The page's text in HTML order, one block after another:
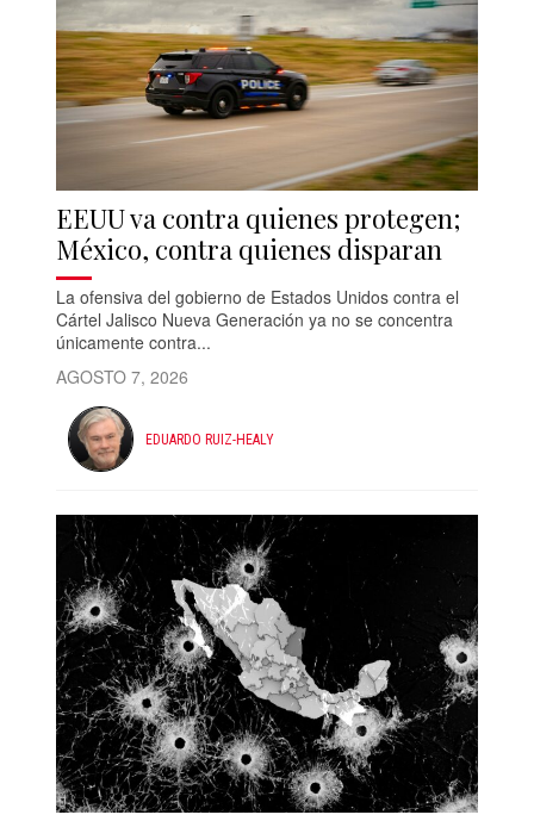
EEUU va contra quienes protegen;
México, contra quienes disparan
La ofensiva del gobierno de Estados Unidos contra el
Cártel Jalisco Nueva Generación ya no se concentra
únicamente contra...
AGOSTO 7, 2026
EDUARDO RUIZ-HEALY